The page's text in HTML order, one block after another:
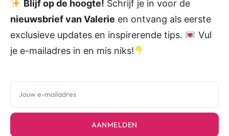
Blijf op de hoogte! Schrijf je in voor de
nieuwsbrief van Valerie en ontvang als eerste
exclusieve updates en inspirerende tips.
Vul
je e-mailadres in en mis niks!
AANMELDEN